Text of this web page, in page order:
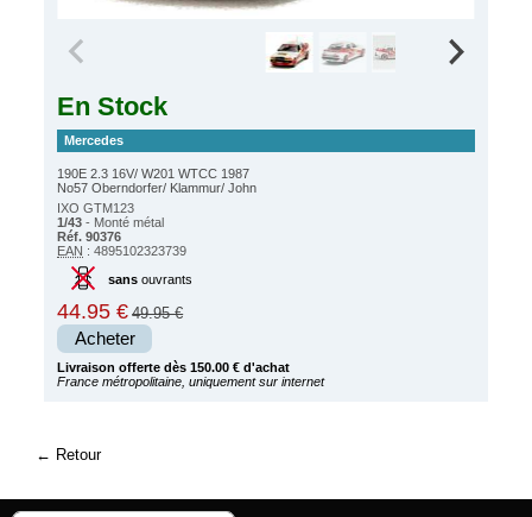
En Stock
Mercedes
190E 2.3 16V/ W201 WTCC 1987
No57 Oberndorfer/ Klammur/ John
IXO GTM123
1/43 - Monté métal
Réf. 90376
EAN : 4895102323739
sansouvrants
44.95 € 49.95 €
Acheter
Livraison offerte dès 150.00 € d'achat
France métropolitaine, uniquement sur internet
Retour